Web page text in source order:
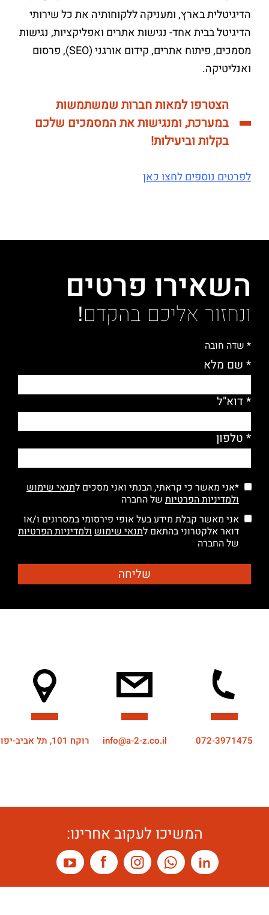
הדיגיטלית בארץ, ומעניקה ללקוחותיה את כל שירותי
הדיגיטל בבית אחד- נגישות אתרים ואפליקציות, נגישות
מסמכים, פיתוח אתרים, קידום אורגני (SEO), פרסום
ואנליטיקה.
הצטרפו למאות חברות שמשתמשות
במערכת, ומנגישות את המסמכים שלכם
בקלות וביעילות!
לפרטים נוספים לחצו כאן
השאירו פרטים
ונחזור אליכם בהקדם!
* שדה חובה
* שם מלא
* דוא"ל
* טלפון
*אני מאשר כי קראתי, הבנתי ואני מסכים לתנאי שימוש
ולמדיניות הפרטיות של החברה
אני מאשר קבלת מידע בעל אופי פירסומי במסרונים ו/או
דואר אלקטרוני בהתאם לתנאי שימושולמדיניות הפרטיות
של החברה
072-3971475
info@a-2-z.co.il רוקח 101, תל אביב-יפו
המשיכו לעקוב אחרינו: